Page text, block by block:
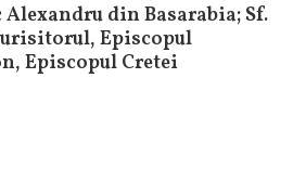
Alexandru din Basarabia; Sf.
Episcopul
Episcopul Cretei